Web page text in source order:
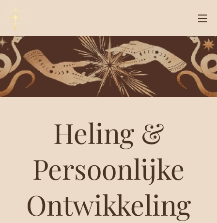
Heling &
Persoonlijke
Ontwikkeling